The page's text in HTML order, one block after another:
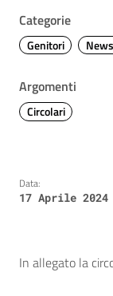
Categorie
Genitori
Argomenti
Circolari
Data:
17 Aprile 2024
In allegato la